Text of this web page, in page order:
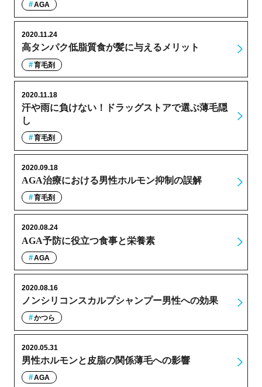
AGA
高タンパク低脂質食が髪に与えるメリット
2020.11.24
育毛剤
汗や雨に負けない！ドラッグストアで選ぶ薄毛隠
し
2020.11.18
育毛剤
AGA治療における男性ホルモン抑制の誤解
2020.09.18
育毛剤
AGA予防に役立つ食事と栄養素
2020.08.24
AGA
ノンシリコンスカルプシャンプー男性への効果
2020.08.16
かつら
男性ホルモンと皮脂の関係薄毛への影響
2020.05.31
AGA